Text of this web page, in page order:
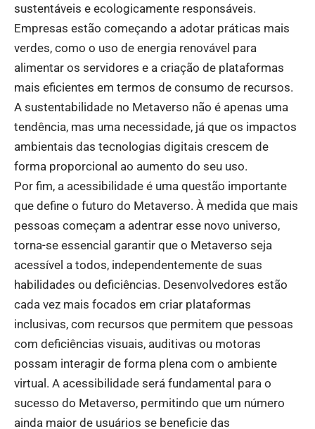
sustentáveis e ecologicamente responsáveis.
Empresas estão começando a adotar práticas mais
verdes, como o uso de energia renovável para
alimentar os servidores e a criação de plataformas
mais eficientes em termos de consumo de recursos.
A sustentabilidade no Metaverso não é apenas uma
tendência, mas uma necessidade, já que os impactos
ambientais das tecnologias digitais crescem de
forma proporcional ao aumento do seu uso.
Por fim, a acessibilidade é uma questão importante
que define o futuro do Metaverso. À medida que mais
pessoas começam a adentrar esse novo universo,
torna-se essencial garantir que o Metaverso seja
acessível a todos, independentemente de suas
habilidades ou deficiências. Desenvolvedores estão
cada vez mais focados em criar plataformas
inclusivas, com recursos que permitem que pessoas
com deficiências visuais, auditivas ou motoras
possam interagir de forma plena com o ambiente
virtual. A acessibilidade será fundamental para o
sucesso do Metaverso, permitindo que um número
ainda maior de usuários se beneficie das